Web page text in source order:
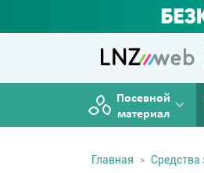
Посевной
материал
Главная Средства